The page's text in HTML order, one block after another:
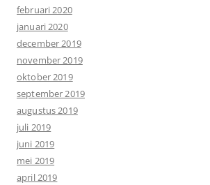
februari 2020
januari 2020
december 2019
november 2019
oktober 2019
september 2019
augustus 2019
juli 2019
juni 2019
mei 2019
april 2019